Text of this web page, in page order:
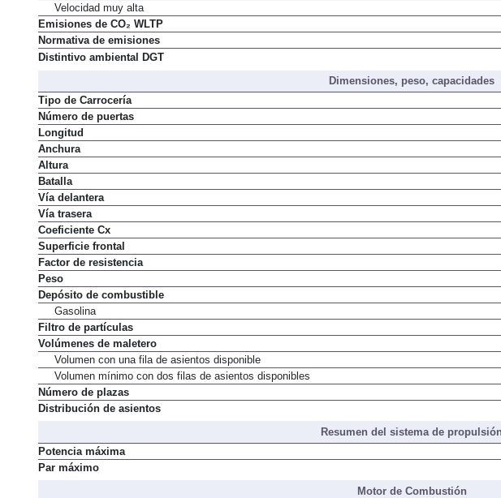
Velocidad muy alta
Emisiones de CO₂ WLTP
Normativa de emisiones
Distintivo ambiental DGT
Dimensiones, peso, capacidades
Tipo de Carrocería
Número de puertas
Longitud
Anchura
Altura
Batalla
Vía delantera
Vía trasera
Coeficiente Cx
Superficie frontal
Factor de resistencia
Peso
Depósito de combustible
Gasolina
Filtro de partículas
Volúmenes de maletero
Volumen con una fila de asientos disponible
Volumen mínimo con dos filas de asientos disponibles
Número de plazas
Distribución de asientos
Resumen del sistema de propulsión
Potencia máxima
Par máximo
Motor de Combustión